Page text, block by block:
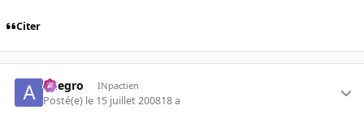
Citer
Allegro INpactien
Posté(e) le 15 juillet 200818 a